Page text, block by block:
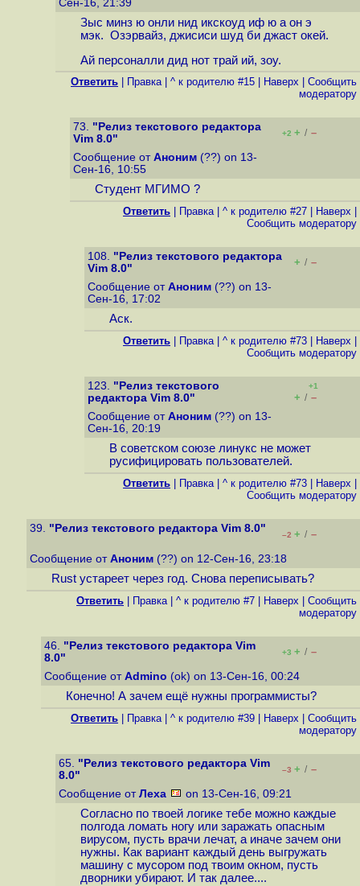
Сен-16, 21:39
Зыс минз ю онли нид икскоуд иф ю а он э
мэк. Озэрвайз, джисиси шуд би джаст окей.
Ай персоналли дид нот трай ий, зоу.
Ответить Правка| ^ к родителю #15 Наверх
Cообщить
модератору
73. "Релиз текстового редактора
Vim 8.0"
+2 + / –
Сообщение от Аноним (??) on 13-
Сен-16, 10:55
Студент МГИМО ?
Ответить Правка| ^ к родителю #27 Наверх
Cообщить модератору
108. "Релиз текстового редактора
Vim 8.0"
+ / –
Сообщение от Аноним (??) on 13-
Сен-16, 17:02
Аск.
Ответить Правка| ^ к родителю #73 Наверх
Cообщить модератору
123. "Релиз текстового
редактора Vim 8.0"
+1
+ / –
Сообщение от Аноним (??) on 13-
Сен-16, 20:19
В советском союзе линукс не может
русифицировать пользователей.
Ответить Правка| ^ к родителю #73 Наверх
Cообщить модератору
39. "Релиз текстового редактора Vim 8.0"
–2 + / –
Сообщение от Аноним (??) on 12-Сен-16, 23:18
Rust устареет через год. Снова переписывать?
Ответить Правка| ^ к родителю #7 Наверх
Cообщить
модератору
46. "Релиз текстового редактора Vim
8.0"
+3 + / –
Сообщение от Admino (ok) on 13-Сен-16, 00:24
Конечно! А зачем ещё нужны программисты?
Ответить Правка| ^ к родителю #39 Наверх
Cообщить
модератору
65. "Релиз текстового редактора Vim
8.0"
–3 + / –
Сообщение от Леха on 13-Сен-16, 09:21
Согласно по твоей логике тебе можно каждые
полгода ломать ногу или заражать опасным
вирусом, пусть врачи лечат, а иначе зачем они
нужны. Как вариант каждый день выгружать
машину с мусором под твоим окном, пусть
дворники убирают. И так далее....